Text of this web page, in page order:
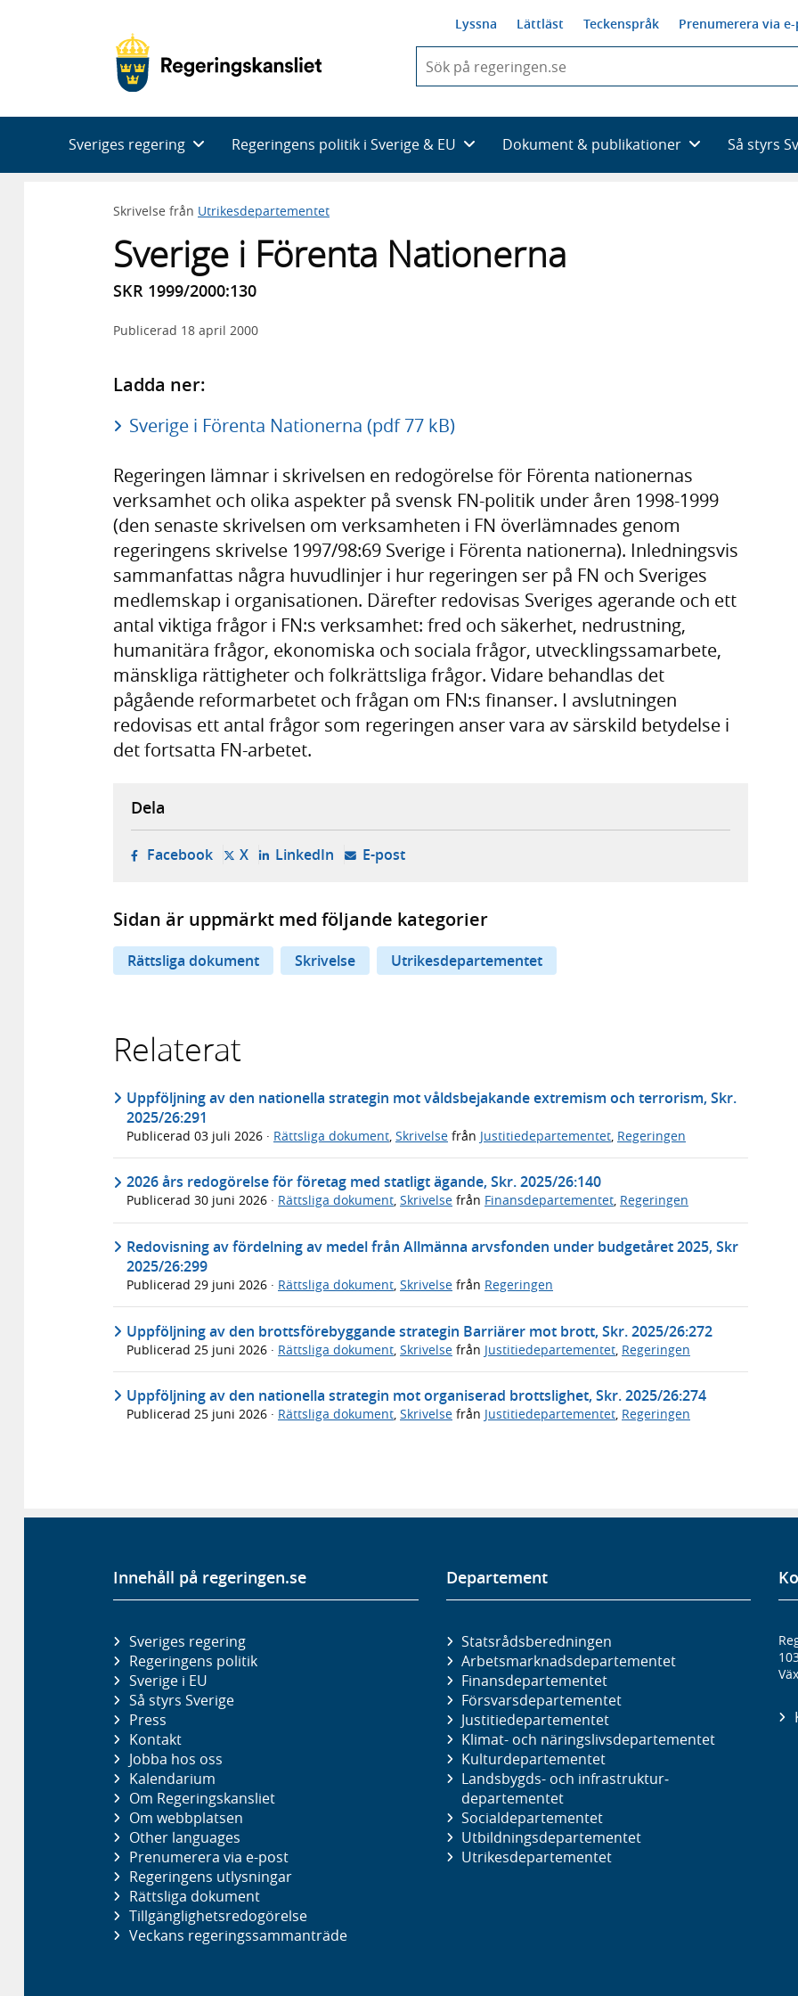
Lyssna Lättläst Teckenspråk Prenumerera via
du
skriva
framträder
en
Sveriges regering Regeringens politik i Sverige & EU Dokument & publikationer Så styrs
Skrivelse från Utrikesdepartementet
Sverige i Förenta Nationerna
SKR 1999/2000:130
Publicerad 18 april 2000
Ladda ner:
Sverige i Förenta Nationerna (pdf 77 kB)
Regeringen lämnar i skrivelsen en redogörelse för Förenta nationernas
verksamhet och olika aspekter på svensk FN-politik under åren 1998-1999
(den senaste skrivelsen om verksamheten i FN överlämnades genom
regeringens skrivelse 1997/98:69 Sverige i Förenta nationerna). Inledningsvis
sammanfattas några huvudlinjer i hur regeringen ser på FN och Sveriges
medlemskap i organisationen. Därefter redovisas Sveriges agerande och ett
antal viktiga frågor i FN:s verksamhet: fred och säkerhet, nedrustning,
humanitära frågor, ekonomiska och sociala frågor, utvecklingssamarbete,
mänskliga rättigheter och folkrättsliga frågor. Vidare behandlas det
pågående reformarbetet och frågan om FN:s finanser. I avslutningen
redovisas ett antal frågor som regeringen anser vara av särskild betydelse i
det fortsatta FN-arbetet.
Dela
Facebook- öppnas i ny flik, extern webbplats,
X- öppnas i ny flik, extern webbplats,
LinkedIn- öppnas i ny flik, extern webbplats,
E-post- öppnar din e-postklient,
Sidan är uppmärkt med följande kategorier
Rättsliga dokument Skrivelse Utrikesdepartementet
Relaterat
Uppföljning av den nationella strategin mot våldsbejakande extremism och terrorism, Skr.
2025/26:291
Publicerad 03 juli 2026 · Rättsliga dokument Skrivelse från Justitiedepartementet Regeringen
2026 års redogörelse för företag med statligt ägande, Skr. 2025/26:140
Publicerad 30 juni 2026 · Rättsliga dokument, Skrivelse från Finansdepartementet, Regeringen
Redovisning av fördelning av medel från Allmänna arvsfonden under budgetåret 2025, Skr
2025/26:299
Publicerad 29 juni 2026 · Rättsliga dokument, Skrivelse från Regeringen
Uppföljning av den brottsförebyggande strategin Barriärer mot brott, Skr. 2025/26:272
Publicerad 25 juni 2026 · Rättsliga dokument Skrivelse från Justitiedepartementet Regeringen
Uppföljning av den nationella strategin mot organiserad brottslighet, Skr. 2025/26:274
Publicerad 25 juni 2026 · Rättsliga dokument, Skrivelse från Justitiedepartementet, Regeringen
Innehåll på regeringen.se
Sveriges regering
Regeringens politik
Sverige i EU
Så styrs Sverige
Press
Kontakt
Jobba hos oss
Kalendarium
Om Regeringskansliet
Om webbplatsen
Other languages
Prenumerera via e-post
Regeringens utlysningar
Rättsliga dokument
Tillgänglighetsredogörelse
Veckans regeringssammanträde
Departement
Statsrådsberedningen
Arbetsmarknads­departementet
Finans­departementet
Försvars­departementet
Justitie­departementet
Klimat- och näringslivs­departementet
Kultur­departementet
Landsbygds- och infrastruktur­
departementet
Social­departementet
Utbildnings­departementet
Utrikes­departementet